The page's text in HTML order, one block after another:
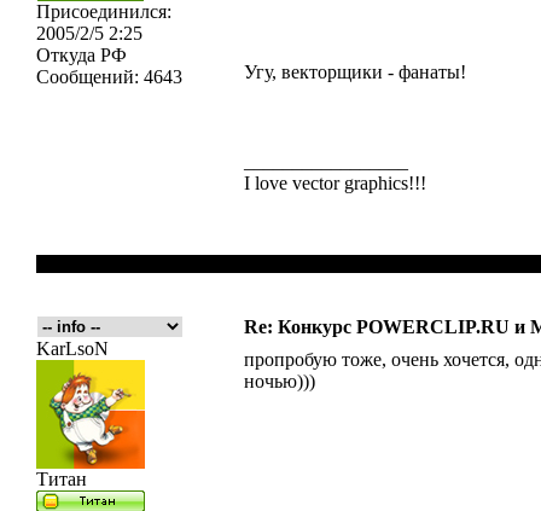
Присоединился:
2005/2/5 2:25
Откуда РФ
Сообщений: 4643 Угу, векторщики - фанаты!
I love vector graphics!!!
Re: Конкурс POWERCLIP.RU и
KarLsoN
Титан
пропробую тоже, очень хочется,
ночью)))